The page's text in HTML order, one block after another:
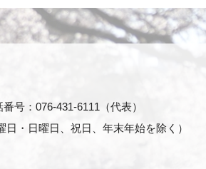
号：076-431-6111（代表）
・日曜日、祝日、年末年始を除く）